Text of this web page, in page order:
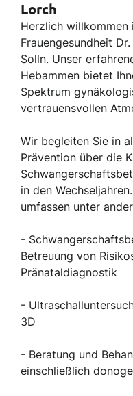
Lorch
Herzlich willkommen
Frauengesundheit
Solln. Unser
Hebammen bietet
Spektrum
vertrauensvollen
Wir begleiten Sie in
Prävention über die
in den
umfassen unter
-
Betreuung von
Pränataldiagnostik
-
3D
- Beratung und
einschließlich